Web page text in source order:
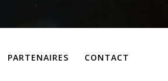
PARTENAIRES CONTACT